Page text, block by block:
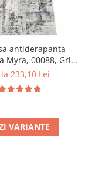
antiderapanta
Myra, 00088, Gri
120 x 150 cm,
233,10 Lei
VARIANTE